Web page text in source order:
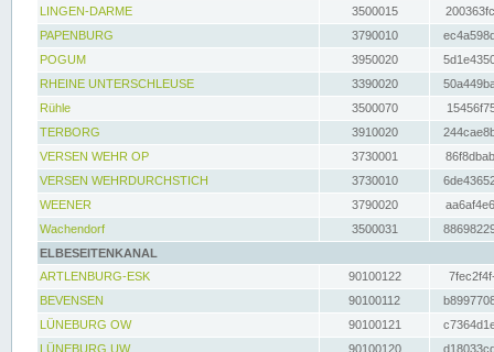
LINGEN-DARME
3500015
PAPENBURG
3790010
POGUM
3950020
RHEINE UNTERSCHLEUSE
3390020
Rühle
3500070
TERBORG
3910020
VERSEN WEHR OP
3730001
VERSEN WEHRDURCHSTICH
3730010
WEENER
3790020
Wachendorf
3500031
ELBESEITENKANAL
ARTLENBURG-ESK
90100122
BEVENSEN
90100112
LÜNEBURG OW
90100121
LÜNEBURG UW
90100120